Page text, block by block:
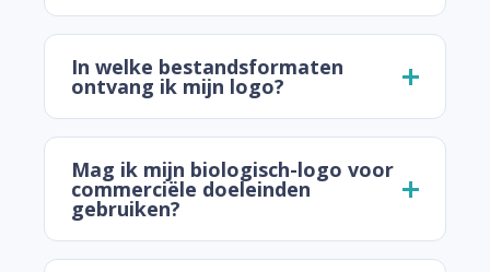
In welke bestandsformaten
ontvang ik mijn logo?
Mag ik mijn biologisch-logo voor
commerciële doeleinden
gebruiken?